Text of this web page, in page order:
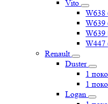
Vito
W638
W639
W639
W447
Renault
Duster
1
1
Logan